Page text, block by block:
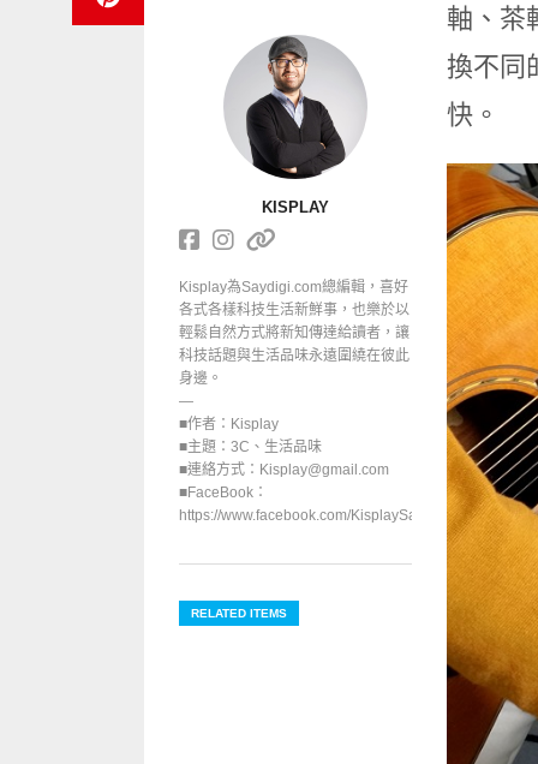
軸、茶
換不同
快。
KISPLAY
Kisplay為Saydigi.com總編輯，喜好
各式各樣科技生活新鮮事，也樂於以
輕鬆自然方式將新知傳達給讀者，讓
科技話題與生活品味永遠圍繞在彼此
身邊。
—
■作者：Kisplay
■主題：3C、生活品味
■連絡方式：Kisplay@gmail.com
■FaceBook：
https://www.facebook.com/KisplaySayGoodbuy/
RELATED ITEMS